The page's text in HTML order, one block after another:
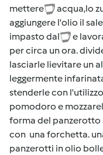
mettere
acqua,lo
aggiungere l'olio il
impasto dal
e
per circa un ora.
lasciarle lievitare un
leggermente
stenderle con
pomodoro e
forma del panzerotto
con una forchetta.
panzerotti in olio